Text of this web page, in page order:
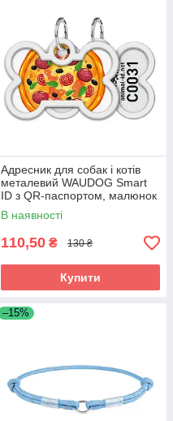
Адресник для собак і котів
металевий WAUDOG Smart
ID з QR-паспортом, малюнок
"Піца", кістка, Д 40 мм, Ш 28
В наявності
110,50 ₴ 130 ₴
Купити
–15%